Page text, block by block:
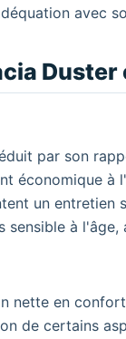
avec
par son
économique à
un entretien
à
nette en
de certains